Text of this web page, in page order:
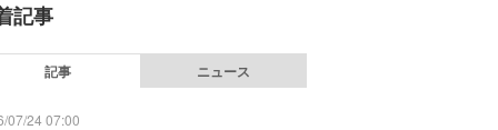
記事
記事 ニュース
07/24 07:00